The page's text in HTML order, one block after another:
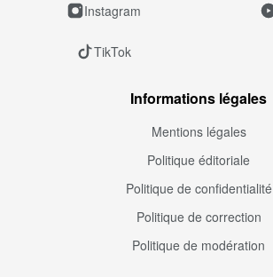
Instagram
TikTok
Informations légales
Mentions légales
Politique éditoriale
Politique de confidentialité
Politique de correction
Politique de modération